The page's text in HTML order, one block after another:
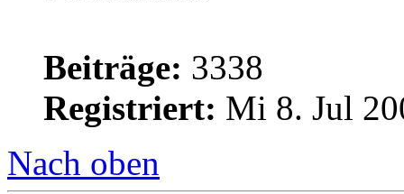
Beiträge: 3338
Registriert: Mi 8. Jul
Nach oben